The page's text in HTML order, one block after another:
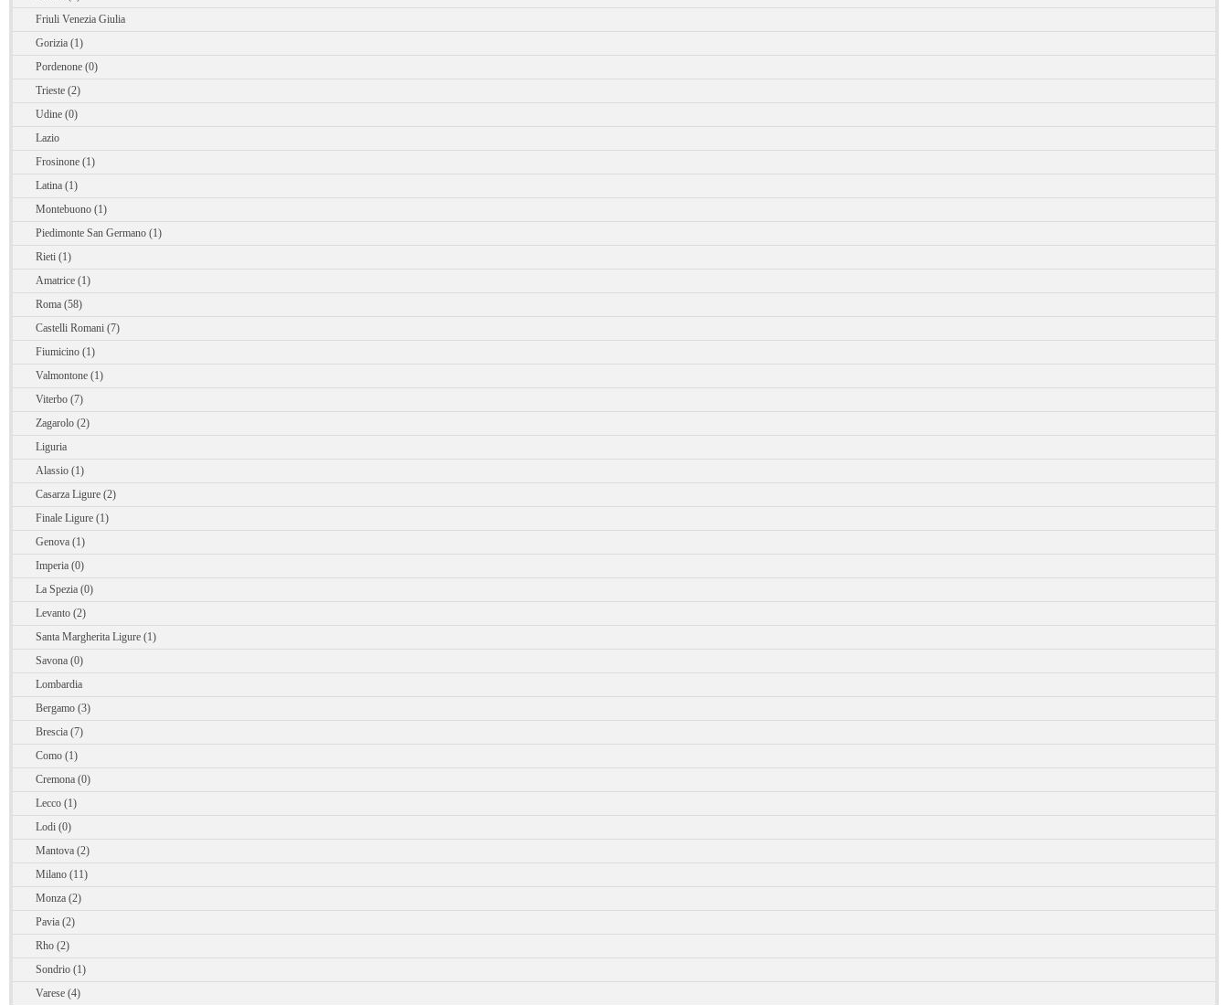
Friuli Venezia Giulia
Gorizia (1)
Pordenone (0)
Trieste (2)
Udine (0)
Lazio
Frosinone (1)
Latina (1)
Montebuono (1)
Piedimonte San Germano (1)
Rieti (1)
Amatrice (1)
Roma (58)
Castelli Romani (7)
Fiumicino (1)
Valmontone (1)
Viterbo (7)
Zagarolo (2)
Liguria
Alassio (1)
Casarza Ligure (2)
Finale Ligure (1)
Genova (1)
Imperia (0)
La Spezia (0)
Levanto (2)
Santa Margherita Ligure (1)
Savona (0)
Lombardia
Bergamo (3)
Brescia (7)
Como (1)
Cremona (0)
Lecco (1)
Lodi (0)
Mantova (2)
Milano (11)
Monza (2)
Pavia (2)
Rho (2)
Sondrio (1)
Varese (4)